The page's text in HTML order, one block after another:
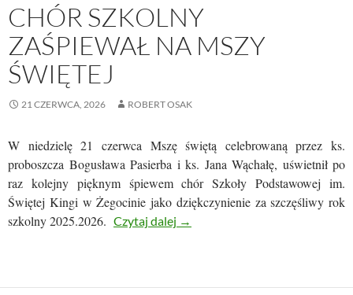
CHÓR SZKOLNY
ZAŚPIEWAŁ NA MSZY
ŚWIĘTEJ
21 CZERWCA, 2026 ROBERT OSAK
W niedzielę 21 czerwca Mszę świętą celebrowaną przez ks.
proboszcza Bogusława Pasierba i ks. Jana Wąchałę, uświetnił po
raz kolejny pięknym śpiewem chór Szkoły Podstawowej im.
Świętej Kingi w Żegocinie jako dziękczynienie za szczęśliwy rok
szkolny 2025.2026. Czytaj dalej CHÓR SZKOLNY ZAŚPIEWAŁ
→